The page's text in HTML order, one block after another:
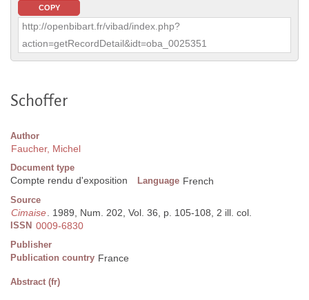
COPY
http://openbibart.fr/vibad/index.php?
action=getRecordDetail&idt=oba_0025351
Schoffer
Author
Faucher, Michel
Document type
Compte rendu d'exposition Language French
Source
Cimaise. 1989, Num. 202, Vol. 36, p. 105-108, 2 ill. col.
ISSN 0009-6830
Publisher
Publication country France
Abstract (fr)